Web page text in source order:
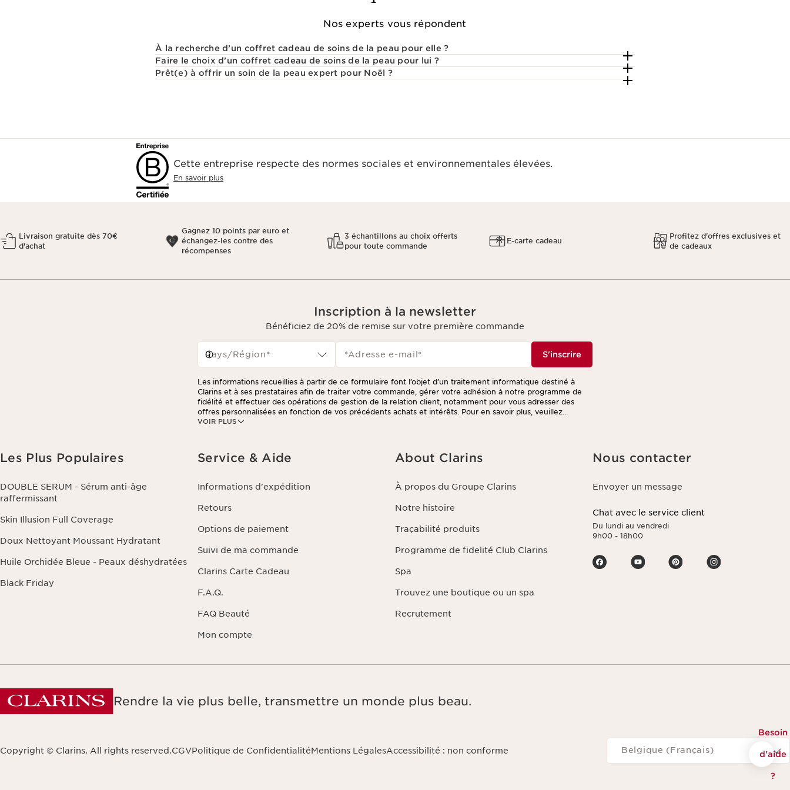
Nos experts vous répondent
À la recherche d’un coffret cadeau de soins de la peau pour elle ?
Faire le choix d’un coffret cadeau de soins de la peau pour lui ?
Prêt(e) à offrir un soin de la peau expert pour Noël ?
Besoin
d'aide
?
Cette entreprise respecte des normes sociales et environnementales élevées.
En savoir plus
Livraison gratuite dès 70€
d'achat
Gagnez 10 points par euro et
échangez-les contre des
récompenses
3 échantillons au choix offerts
pour toute commande
E-carte cadeau
Profitez d'offres exclusives et
de cadeaux
Inscription à la newsletter
Bénéficiez de 20% de remise sur votre première commande
Pays/Région* *Adresse e-mail * S'inscrire
VOIR PLUS
Les informations recueillies à partir de ce formulaire font l’objet d’un traitement informatique destiné à
Clarins et à ses prestataires afin de traiter votre commande, gérer votre adhésion à notre programme de
fidélité et effectuer des opérations de gestion de la relation client, notamment pour vous adresser des
offres personnalisées en fonction de vos précédents achats et intérêts. Pour en savoir plus, veuillez
consulter notre politique de respect de la vie privée.
Les Plus Populaires
DOUBLE SERUM - Sérum anti-âge
raffermissant
Skin Illusion Full Coverage
Doux Nettoyant Moussant Hydratant
Huile Orchidée Bleue - Peaux déshydratées
Black Friday
Service & Aide
Informations d'expédition
Retours
Options de paiement
Suivi de ma commande
Clarins Carte Cadeau
F.A.Q.
FAQ Beauté
Mon compte
About Clarins
À propos du Groupe Clarins
Notre histoire
Traçabilité produits
Programme de fidelité Club Clarins
Spa
Trouvez une boutique ou un spa
Recrutement
Nous contacter
Envoyer un message
Chat avec le service client
Du lundi au vendredi
9h00 - 18h00
Rendre la vie plus belle, transmettre un monde plus beau.
Copyright © Clarins. All rights reserved.CGVPolitique de ConfidentialitéMentions LégalesAccessibilité : non conforme
Naviguer vers
Belgique (Français)